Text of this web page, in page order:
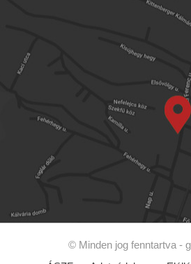
© Minden jog fenntartva -